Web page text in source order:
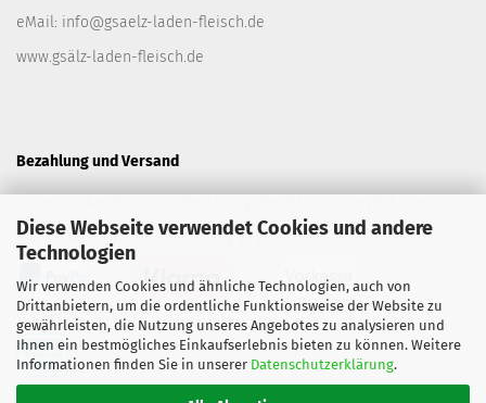
Diese Webseite verwendet Cookies und andere
Technologien
Wir verwenden Cookies und ähnliche Technologien, auch von
Drittanbietern, um die ordentliche Funktionsweise der Website zu
gewährleisten, die Nutzung unseres Angebotes zu analysieren und
Ihnen ein bestmögliches Einkaufserlebnis bieten zu können. Weitere
Informationen finden Sie in unserer Datenschutzerklärung.
eMail: info@gsaelz-laden-fleisch.de
www.gsälz-laden-fleisch.de
Bezahlung und Versand
Klarna. Alternativ auf Rechnung gegen Vorkasse.
Wir versenden mit